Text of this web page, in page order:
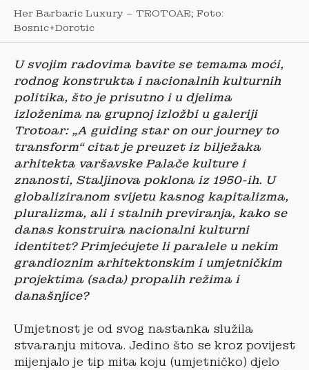
Her Barbaric Luxury – TROTOAR; Foto:
Bosnic+Dorotic
U svojim radovima bavite se temama moći,
rodnog konstrukta i nacionalnih kulturnih
politika, što je prisutno i u djelima
izloženima na grupnoj izložbi u galeriji
Trotoar: „A guiding star on our journey to
transform“ citat je preuzet iz bilježaka
arhitekta varšavske Palače kulture i
znanosti, Staljinova poklona iz 1950-ih. U
globaliziranom svijetu kasnog kapitalizma,
pluralizma, ali i stalnih previranja, kako se
danas konstruira nacionalni kulturni
identitet? Primjećujete li paralele u nekim
grandioznim arhitektonskim i umjetničkim
projektima (sada) propalih režima i
današnjice?
Umjetnost je od svog nastanka služila
stvaranju mitova. Jedino što se kroz povijest
mijenjalo je tip mita koju (umjetničko) djelo